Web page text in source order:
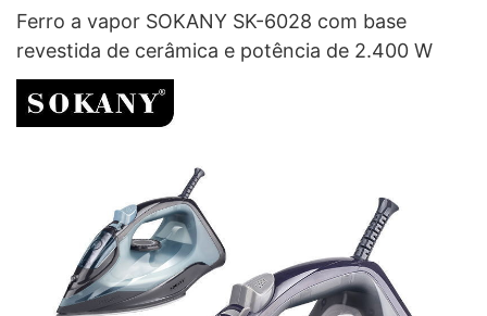
Ferro a vapor SOKANY SK-6028 com base
revestida de cerâmica e potência de 2.400 W